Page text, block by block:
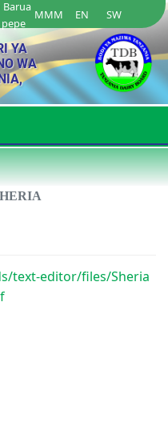
SW
EN
MMM
Barua
pepe
YA
WA
text-editor/files/Sheria